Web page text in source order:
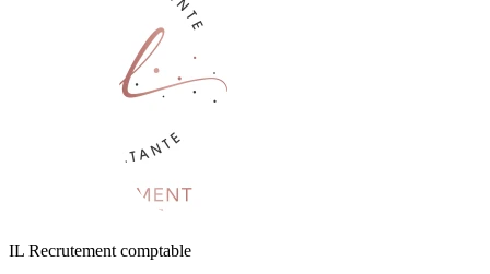
IL Recrutement comptable